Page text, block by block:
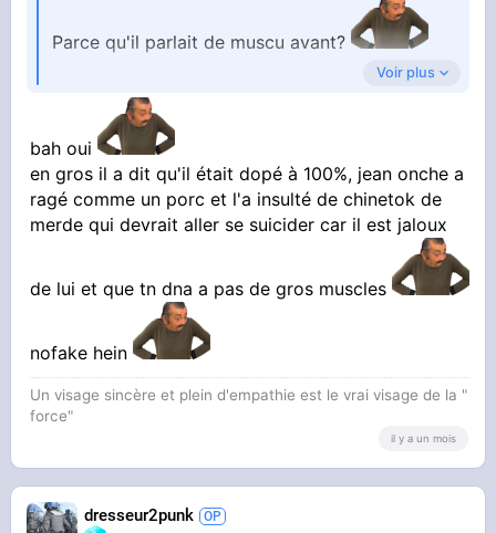
Parce qu'il parlait de muscu avant?
Et il s'est passé quoi avec Jean Onche?
Voir plus
bah oui
en gros il a dit qu'il était dopé à 100%, jean onche a
ragé comme un porc et l'a insulté de chinetok de
merde qui devrait aller se suicider car il est jaloux
de lui et que tn dna a pas de gros muscles
nofake hein
Un visage sincère et plein d'empathie est le vrai visage de la "
force"
il y a un mois
dresseur2punk